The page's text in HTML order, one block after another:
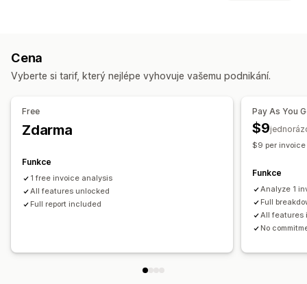
Cena
Vyberte si tarif, který nejlépe vyhovuje vašemu podnikání.
Free
Zdarma
Funkce
1 free invoice analysis
All features unlocked
Full report included
Pay As You
$9
$9 per invoice
Funkce
Analyze 1
Full
All features
No